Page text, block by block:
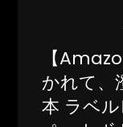
【
かれて、
本 ラベ